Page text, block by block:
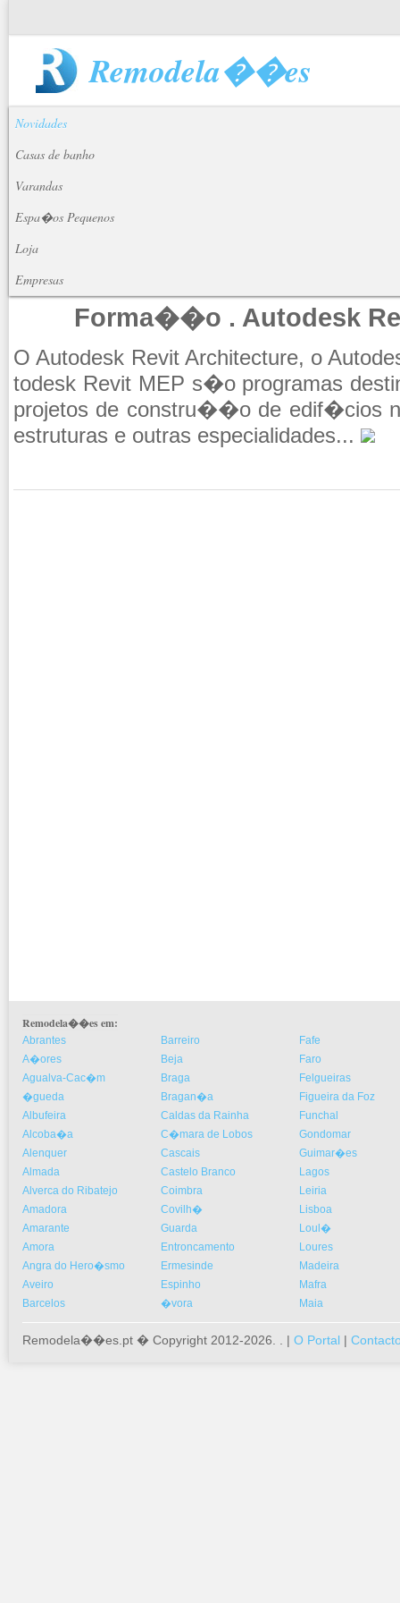
Remodela��es
Novidades
Casas de banho
Varandas
Espa�os Pequenos
Loja
Empresas
Forma��o . Autodesk
O Au­to­desk Revit Ar­chi­tec­ture, o
to­desk Revit MEP s�o pro­gramas
pro­jetos de constru��o de edif�cios
es­tru­turas e ou­tras es­pe­ci­a­li­dades...
Remodela��es em:
Abrantes
A�ores
Agualva-Cac�m
�gueda
Albufeira
Alcoba�a
Alenquer
Almada
Alverca do Ribatejo
Amadora
Amarante
Amora
Angra do Hero�smo
Aveiro
Barcelos
Barreiro
Beja
Braga
Bragan�a
Caldas da Rainha
C�mara de Lobos
Cascais
Castelo Branco
Coimbra
Covilh�
Guarda
Entroncamento
Ermesinde
Espinho
�vora
Fafe
Faro
Felgueiras
Figueira da Foz
Funchal
Gondomar
Guimar�es
Lagos
Leiria
Lisboa
Loul�
Loures
Madeira
Mafra
Maia
Remodela��es.pt � Copyright 2012-2026. . | O Portal |